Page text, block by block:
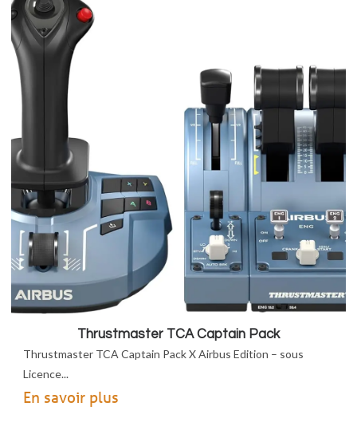
Thrustmaster TCA Captain Pack
Thrustmaster TCA Captain Pack X Airbus Edition – sous
Licence...
En savoir plus